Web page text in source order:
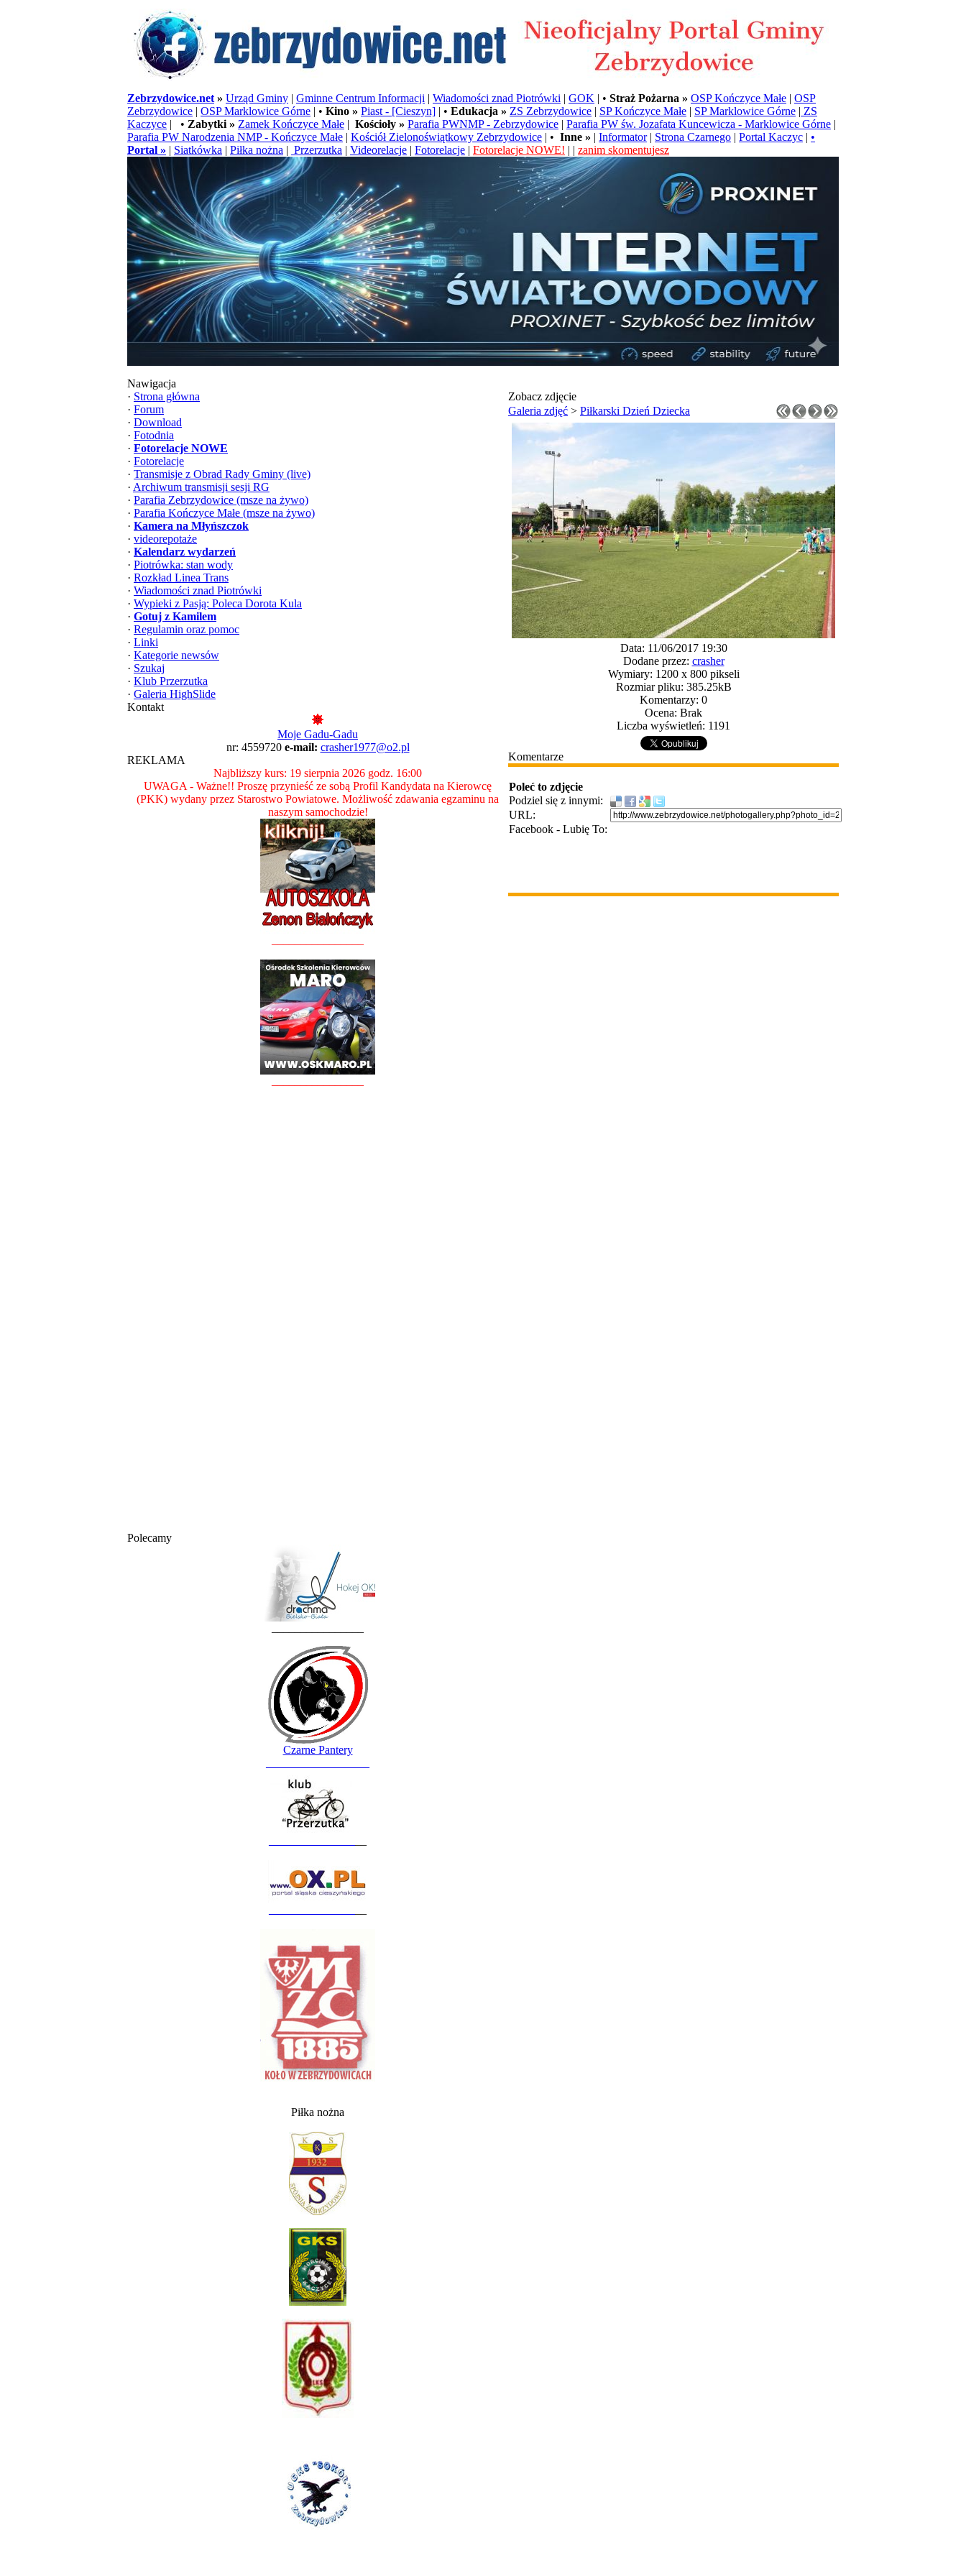
Zebrzydowice.net » Urząd Gminy | Gminne Centrum Informacji | Wiadomości znad Piotrówki | GOK | • Straż Pożarna » OSP Kończyce Małe | OSP
Zebrzydowice | OSP Marklowice Górne | • Kino » Piast - [Cieszyn] | • Edukacja » ZS Zebrzydowice | SP Kończyce Małe | SP Marklowice Górne | ZS
Kaczyce | • Zabytki » Zamek Kończyce Małe | Kościoły » Parafia PWNMP - Zebrzydowice | Parafia PW św. Jozafata Kuncewicza - Marklowice Górne |
Parafia PW Narodzenia NMP - Kończyce Małe | Kościół Zielonoświątkowy Zebrzydowice | • Inne » | Informator| Strona Czarnego | Portal Kaczyc | •
Portal » | Siatkówka | Piłka nożna | Przerzutka | Videorelacje | Fotorelacje | Fotorelacje NOWE! | | zanim skomentujesz
Nawigacja
· Strona główna
· Forum
· Download
· Fotodnia
· Fotorelacje NOWE
· Fotorelacje
· Transmisje z Obrad Rady Gminy (live)
· Archiwum transmisji sesji RG
· Parafia Zebrzydowice (msze na żywo)
· Parafia Kończyce Małe (msze na żywo)
· Kamera na Młyńszczok
· videorepotaże
· Kalendarz wydarzeń
· Piotrówka: stan wody
· Rozkład Linea Trans
· Wiadomości znad Piotrówki
· Wypieki z Pasją: Poleca Dorota Kula
· Gotuj z Kamilem
· Regulamin oraz pomoc
· Linki
· Kategorie newsów
· Szukaj
· Klub Przerzutka
· Galeria HighSlide
Kontakt
Moje Gadu-Gadu
nr: 4559720 e-mail: crasher1977@o2.pl
REKLAMA
Najbliższy kurs: 19 sierpnia 2026 godz. 16:00
UWAGA - Ważne!! Proszę przynieść ze sobą Profil Kandydata na Kierowcę
(PKK) wydany przez Starostwo Powiatowe. Możliwość zdawania egzaminu na
naszym samochodzie!
Polecamy
Czarne Pantery
Piłka nożna
Zobacz zdjęcie
Galeria zdjęć > Piłkarski Dzień Dziecka
Data: 11/06/2017 19:30
Dodane przez: crasher
Wymiary: 1200 x 800 pikseli
Rozmiar pliku: 385.25kB
Komentarzy: 0
Ocena: Brak
Liczba wyświetleń: 1191
Komentarze
Poleć to zdjęcie
Podziel się z innymi:
URL:
Facebook - Lubię To: